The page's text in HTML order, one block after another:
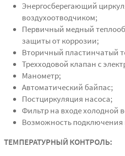
Энергосберегающий
воздухоотводчиком;
Первичный медный
защиты от коррозии;
Вторичный пластинчатый
Трехходовой клапан с
Манометр;
Автоматический байпас;
Постциркуляция насоса;
Фильтр на входе холодной
Возможность подключения
ТЕМПЕРАТУРНЫЙ КОНТРОЛЬ: